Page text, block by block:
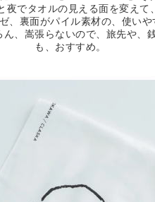
でタオルの見える面を変えて
、裏面がパイル素材の、使いや
ん、嵩張らないので、旅先や、
も、おすすめ。